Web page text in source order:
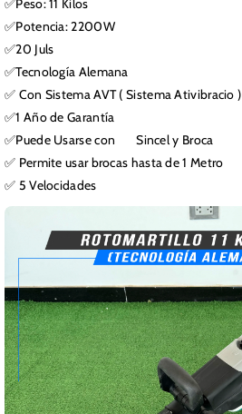
✅Peso: 11 Kilos
✅Potencia: 2200W
✅20 Juls
✅Tecnología Alemana
✅ Con Sistema AVT ( Sistema Ativibracio )
✅1 Año de Garantía
✅Puede Usarse con Sincel y Broca
✅ Permite usar brocas hasta de 1 Metro
✅ 5 Velocidades